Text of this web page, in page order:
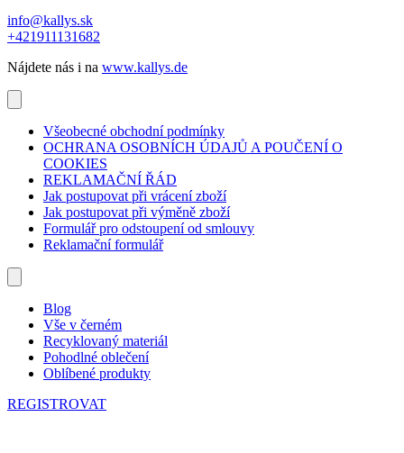
info@kallys.sk
+421911131682
Nájdete nás i na www.kallys.de
Všeobecné obchodní podmínky
OCHRANA OSOBNÍCH ÚDAJŮ A POUČENÍ O
COOKIES
REKLAMAČNÍ ŘÁD
Jak postupovat při vrácení zboží
Jak postupovat při výměně zboží
Formulář pro odstoupení od smlouvy
Reklamační formulář
Blog
Vše v černém
Recyklovaný materiál
Pohodlné oblečení
Oblíbené produkty
REGISTROVAT